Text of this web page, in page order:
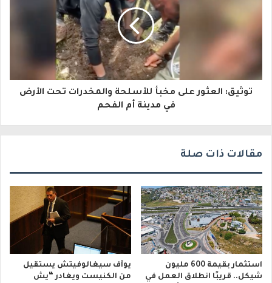
ت
و
توثيق: العثور على مخبأ للأسلحة والمخدرات تحت الأرض
في مدينة أم الفحم
مقالات ذات صلة
استثمار بقيمة 600 مليون
شيكل.. قريبًا انطلاق العمل في
يوآف سيغالوفيتش يستقيل
من الكنيست ويغادر “يش